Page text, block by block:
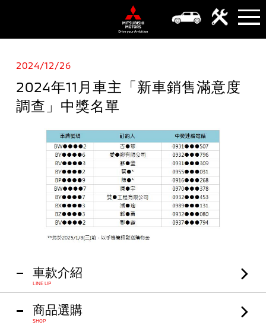
2024/12/26
2024年11月車主「新車銷售滿意度
調查」中獎名單
車款介紹
LINE UP
商品選購
SHOP